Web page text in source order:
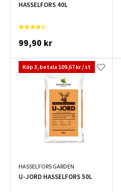
HASSELFORS 40L
99,90 kr
Köp 3, betala 109,67 kr / st
HASSELFORS GARDEN
U-JORD HASSELFORS 50L